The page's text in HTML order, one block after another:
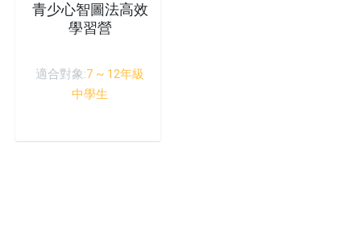
青少心智圖法高效
學習營
適合對象:7 ~ 12年級
中學生